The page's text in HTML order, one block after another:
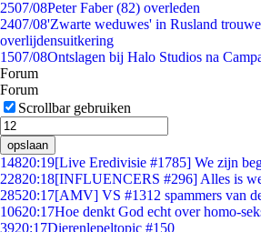
2507/08Peter Faber (82) overleden
2407/08'Zwarte weduwes' in Rusland
overlijdensuitkering
1507/08Ontslagen bij Halo Studios na
Forum
Forum
Scrollbar gebruiken
opslaan
14820:19[Live Eredivisie #1785] We zijn
22820:18[INFLUENCERS #296] Alles is
28520:17[AMV] VS #1312 spammers van
10620:17Hoe denkt God echt over homo-
3920:17Dierenlepeltopic #150